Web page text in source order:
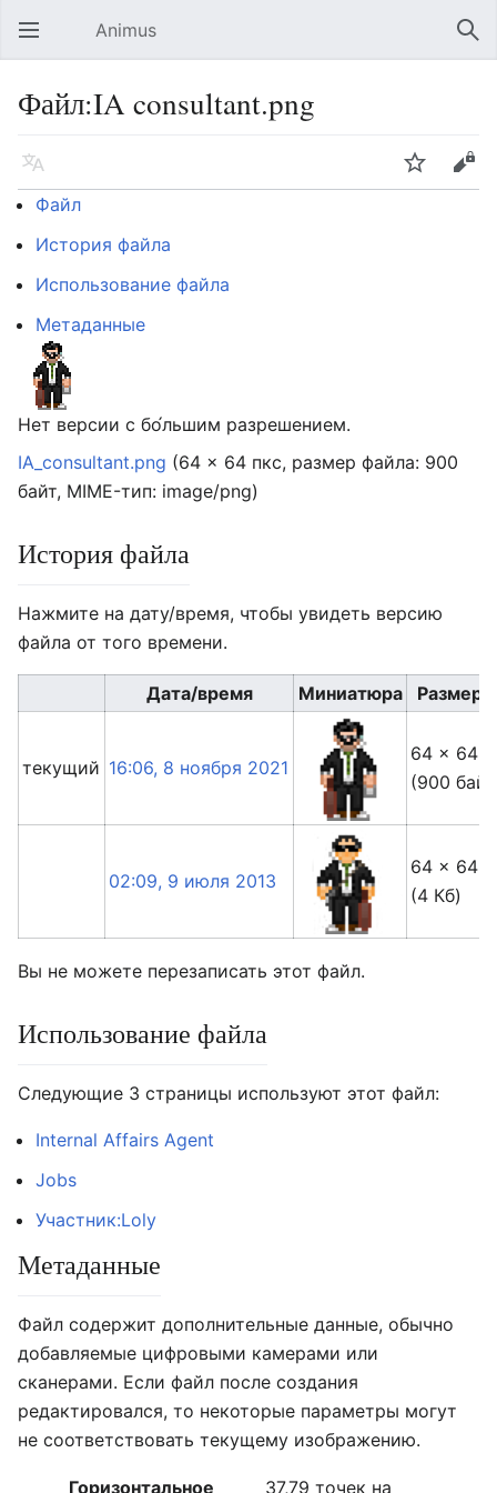
Открыть главное меню Animus
Файл:IA consultant.png
Язык Следить
Файл
История файла
Использование файла
Метаданные
Нет версии с бо́льшим разрешением.
IA_consultant.png (64 × 64 пкс, размер файла: 900
байт, MIME-тип: image/png)
История файла
Нажмите на дату/время, чтобы увидеть версию
файла от того времени.
Дата/время Миниатюра Размеры
текущий 16:06, 8 ноября 2021
64 × 64
(900
02:09, 9 июля 2013
64 × 64
(4 Кб)
Вы не можете перезаписать этот файл.
Использование файла
Следующие 3 страницы используют этот файл:
Internal Affairs Agent
Jobs
Участник:Loly
Метаданные
Файл содержит дополнительные данные, обычно
добавляемые цифровыми камерами или
сканерами. Если файл после создания
редактировался, то некоторые параметры могут
не соответствовать текущему изображению.
Горизонтальное 37,79 точек на